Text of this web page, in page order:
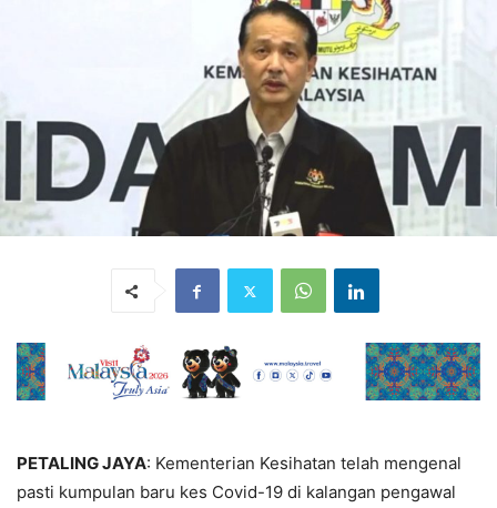
PETALING JAYA: Kementerian Kesihatan telah mengenal
pasti kumpulan baru kes Covid-19 di kalangan pengawal